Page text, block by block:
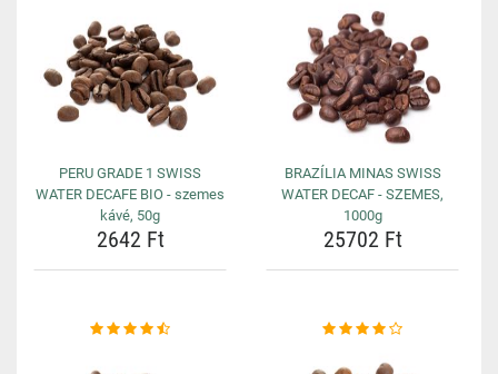
PERU GRADE 1 SWISS
WATER DECAFE BIO - szemes
kávé, 50g
2642 Ft
BRAZÍLIA MINAS SWISS
WATER DECAF - SZEMES,
1000g
25702 Ft